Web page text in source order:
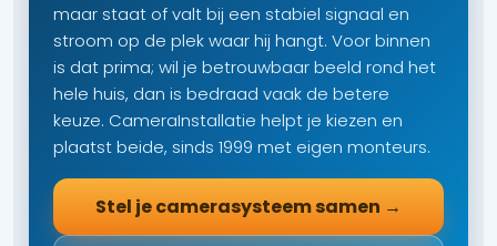
maar staat of valt bij een stabiel signaal en
stroom op de plek waar hij hangt. Voor binnen
is dat prima; wil je betrouwbaar beeld rond het
hele huis, dan is bedraad vaak de betere
keuze. CameraInstallatie helpt je kiezen en
plaatst beide, sinds 1999 met eigen monteurs.
Stel je camerasysteem samen →